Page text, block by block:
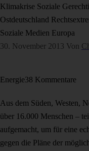
Klimakrise Soziale
Ostdeutschland
Soziale Medien Europa
30. November 2013 Von
Energie38 Kommentare
Aus dem Süden, Westen,
über 16.000 Menschen –
aufgemacht, um für eine
gegen die Pläne der